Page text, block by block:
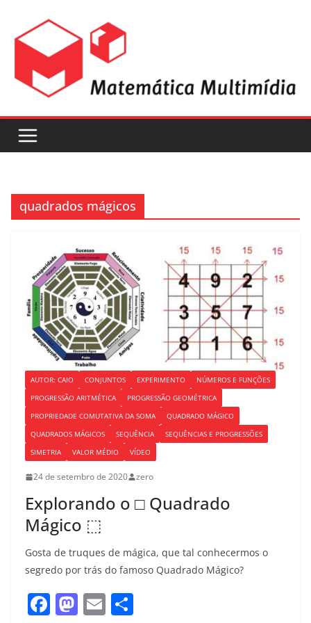
quadrados mágicos
AUTOR: CAIO CONJUNTOS EXPERIMENTO
NÚMEROS E FUNÇÕES
PROGRESSÃO ARITMÉTICA
PROGRESSÃO GEOMÉTRICA
PROPRIEDADE COMUTATIVA DA SOMA
QUADRADO MÁGICO
QUADRADOS MÁGICOS
SEQUÊNCIA
SEQUÊNCIAS E PROGRESSÕES
SIMETRIA
VALOR MÉDIO VÍDEO
24 de setembro de 2020 zero
Explorando o □ Quadrado
Mágico ⬚
Gosta de truques de mágica, que tal conhecermos o
segredo por trás do famoso Quadrado Mágico?
F M E